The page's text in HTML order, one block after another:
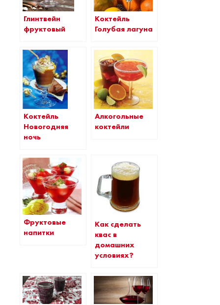
Глинтвейн
фруктовый
Коктейль
Голубая лагуна
Коктейль
Новогодняя
ночь
Алкогольные
коктейли
Фруктовые
напитки
Как сделать
квас в
домашних
условиях?